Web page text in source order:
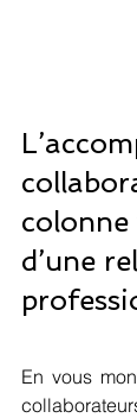
colonne
d’une
En vous